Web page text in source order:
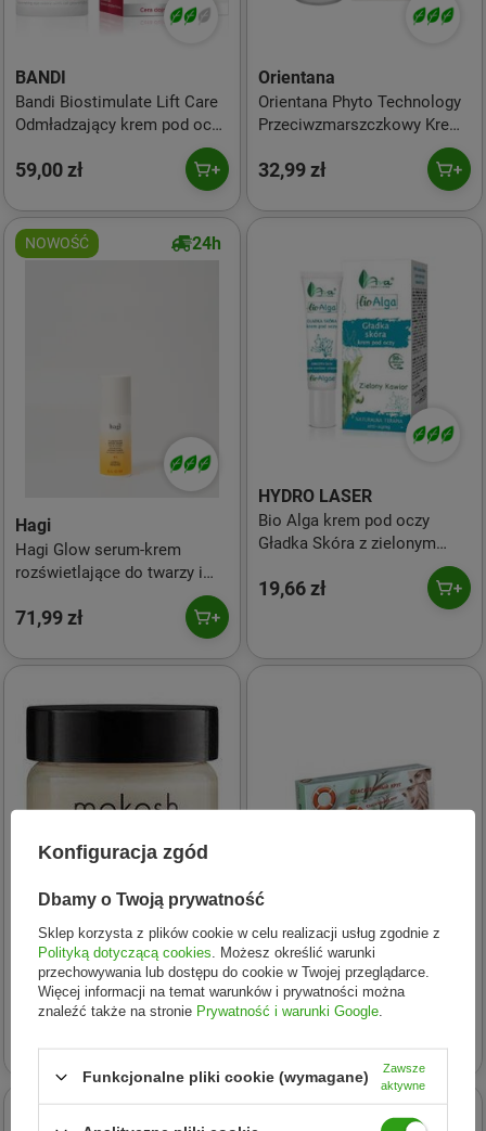
BANDI
Bandi Biostimulate Lift Care
Odmładzający krem pod oczy
komórkowego 30 ml
59,00 zł
Orientana
Orientana Phyto Technology
Przeciwzmarszczkowy Krem
32,99 zł
NOWOŚĆ 24h
Hagi
Hagi Glow serum-krem
rozświetlające do twarzy i
pod oczy na dzień i na noc
30ml
71,99 zł
HYDRO LASER
Bio Alga krem pod oczy
Gładka Skóra z zielonym
19,66 zł
Mokosh
Mokosh - Korygujący krem
pod oczy. Zielona herbata -
15 ml
RATOWNIK
Vitus Ratownik − 135 Krem
pod oczy − 40 g
Konfiguracja zgód
Dbamy o Twoją prywatność
Sklep korzysta z plików cookie w celu realizacji usług zgodnie z
Polityką dotyczącą cookies . Możesz określić warunki
przechowywania lub dostępu do cookie w Twojej przeglądarce.
Więcej informacji na temat warunków i prywatności można
znaleźć także na stronie Prywatność i warunki Google
Funkcjonalne pliki cookie (wymagane)
Zawsze
aktywne